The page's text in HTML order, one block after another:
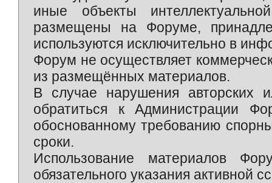
иные объекты
размещены на Форуме,
используются исключительно в
Форум не осуществляет
из размещённых материалов.
В случае нарушения авторских
обратиться к Администрации
обоснованному требованию
сроки.
Использование материалов
обязательного указания активной